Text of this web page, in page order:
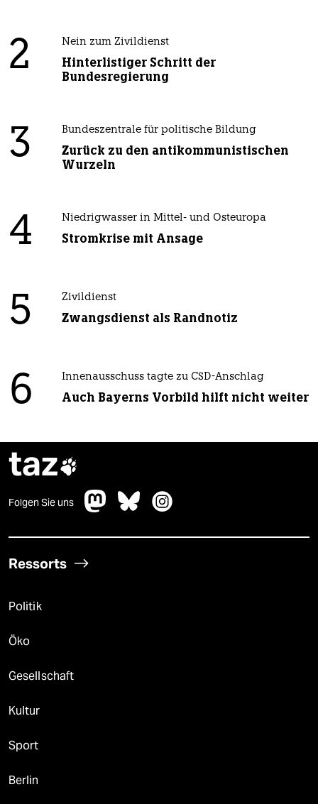
2 Nein zum Zivildienst
Hinterlistiger Schritt der
Bundesregierung
3 Bundeszentrale für politische Bildung
Zurück zu den antikommunistischen
Wurzeln
4 Niedrigwasser in Mittel- und Osteuropa
Stromkrise mit Ansage
5 Zivildienst
Zwangsdienst als Randnotiz
6 Innenausschuss tagte zu CSD-Anschlag
Auch Bayerns Vorbild hilft nicht weiter
taz
Folgen Sie uns
Ressorts
Politik
Öko
Gesellschaft
Kultur
Sport
Berlin